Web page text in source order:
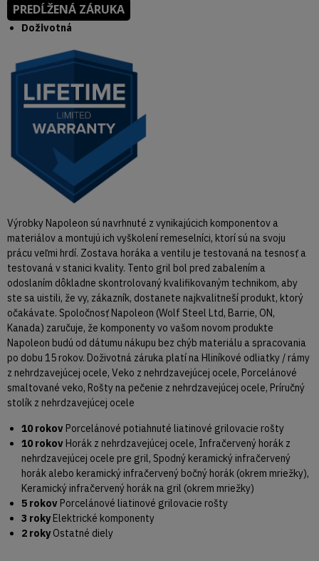
PREDĹŽENÁ ZÁRUKA
Doživotná
Výrobky Napoleon sú navrhnuté z vynikajúcich komponentov a
materiálov a montujú ich vyškolení remeselníci, ktorí sú na svoju
prácu veľmi hrdí. Zostava horáka a ventilu je testovaná na tesnosť a
testovaná v stanici kvality. Tento gril bol pred zabalením a
odoslaním dôkladne skontrolovaný kvalifikovaným technikom, aby
ste sa uistili, že vy, zákazník, dostanete najkvalitneší produkt, ktorý
očakávate. Spoločnosť Napoleon (Wolf Steel Ltd, Barrie, ON,
Kanada) zaručuje, že komponenty vo vašom novom produkte
Napoleon budú od dátumu nákupu bez chýb materiálu a spracovania
po dobu 15 rokov. Doživotná záruka platí na Hliníkové odliatky / rámy
z nehrdzavejúcej ocele, Veko z nehrdzavejúcej ocele, Porcelánové
smaltované veko, Rošty na pečenie z nehrdzavejúcej ocele, Príručný
stolík z nehrdzavejúcej ocele
10 rokovPorcelánové potiahnuté liatinové grilovacie rošty
10 rokovHorák z nehrdzavejúcej ocele, Infračervený horák z
nehrdzavejúcej ocele pre gril, Spodný keramický infračervený
horák alebo keramický infračervený bočný horák (okrem mriežky),
Keramický infračervený horák na gril (okrem mriežky)
5 rokovPorcelánové liatinové grilovacie rošty
3 rokyElektrické komponenty
2 rokyOstatné diely